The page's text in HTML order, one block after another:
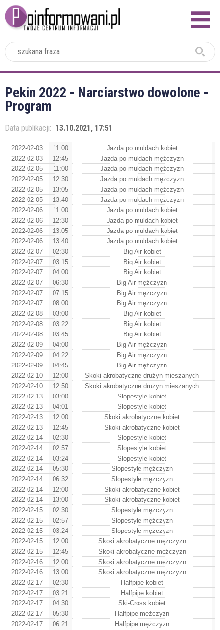
Pekin 2022 - Narciarstwo dowolone -
Program
Data publikacji: 13.10.2021, 17:51
2022-02-03 11:00
Jazda po muldach kobiet
2022-02-03
12:45
Jazda po muldach mężczyzn
2022-02-05
11:00
Jazda po muldach mężczyzn
2022-02-05
12:30
Jazda po muldach mężczyzn
2022-02-05
13:05
Jazda po muldach mężczyzn
2022-02-05
13:40
Jazda po muldach mężczyzn
2022-02-06
11:00
Jazda po muldach kobiet
2022-02-06
12:30
Jazda po muldach kobiet
2022-02-06
13:05
Jazda po muldach kobiet
2022-02-06
13:40
Jazda po muldach kobiet
2022-02-07
02:30
Big Air kobiet
2022-02-07
03:15
Big Air kobiet
2022-02-07
04:00
Big Air kobiet
2022-02-07
06:30
Big Air mężczyzn
2022-02-07
07:15
Big Air mężczyzn
2022-02-07
08:00
Big Air mężczyzn
2022-02-08
03:00
Big Air kobiet
2022-02-08
03:22
Big Air kobiet
2022-02-08
03:45
Big Air kobiet
2022-02-09
04:00
Big Air mężczyzn
2022-02-09
04:22
Big Air mężczyzn
2022-02-09
04:45
Big Air mężczyzn
2022-02-10
12:00
Skoki akrobatyczne drużyn mieszanych
2022-02-10
12:50
Skoki akrobatyczne drużyn mieszanych
2022-02-13
03:00
Slopestyle kobiet
2022-02-13
04:01
Slopestyle kobiet
2022-02-13
12:00
Skoki akrobatyczne kobiet
2022-02-13
12:45
Skoki akrobatyczne kobiet
2022-02-14
02:30
Slopestyle kobiet
2022-02-14
02:57
Slopestyle kobiet
2022-02-14
03:24
Slopestyle kobiet
2022-02-14
05:30
Slopestyle mężczyzn
2022-02-14
06:32
Slopestyle mężczyzn
2022-02-14
12:00
Skoki akrobatyczne kobiet
2022-02-14
13:00
Skoki akrobatyczne kobiet
2022-02-15
02:30
Slopestyle mężczyzn
2022-02-15
02:57
Slopestyle mężczyzn
2022-02-15
03:24
Slopestyle mężczyzn
2022-02-15
12:00
Skoki akrobatyczne mężczyzn
2022-02-15
12:45
Skoki akrobatyczne mężczyzn
2022-02-16
12:00
Skoki akrobatyczne mężczyzn
2022-02-16
13:00
Skoki akrobatyczne mężczyzn
2022-02-17
02:30
Halfpipe kobiet
2022-02-17
03:21
Halfpipe kobiet
2022-02-17
04:30
Ski-Cross kobiet
2022-02-17
05:30
Halfpipe mężczyzn
2022-02-17
06:21
Halfpipe mężczyzn